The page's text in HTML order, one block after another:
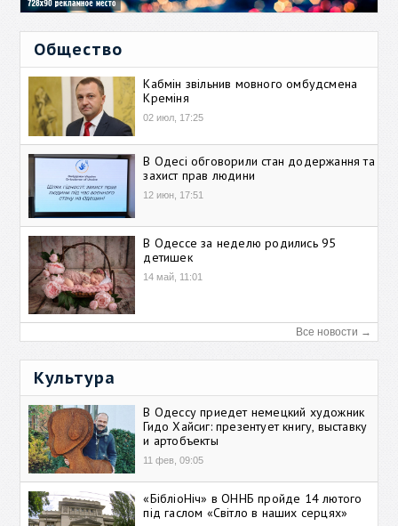
Общество
Кабмін звільнив мовного омбудсмена
Креміня
02 июл, 17:25
В Одесі обговорили стан додержання та
захист прав людини
12 июн, 17:51
В Одессе за неделю родились 95
детишек
14 май, 11:01
Все новости →
Культура
В Одессу приедет немецкий художник
Гидо Хайсиг: презентует книгу, выставку
и артобъекты
11 фев, 09:05
«БібліоНіч» в ОННБ пройде 14 лютого
під гаслом «Світло в наших серцях»